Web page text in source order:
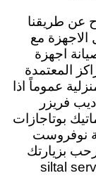
عن طريقنا
الاجهزة مع
اجهزة
المعتمدة
عموماً اذا
فريزر
بوتاجازات
ثلاجة نوفروست
بزيارتك